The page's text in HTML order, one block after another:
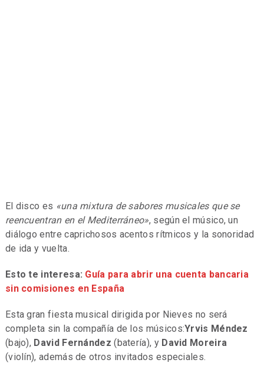
El disco es «una mixtura de sabores musicales que se
reencuentran en el Mediterráneo», según el músico, un
diálogo entre caprichosos acentos rítmicos y la sonoridad
de ida y vuelta.
Esto te interesa: Guía para abrir una cuenta bancaria
sin comisiones en España
Esta gran fiesta musical dirigida por Nieves no será
completa sin la compañía de los músicos:Yrvis Méndez
(bajo), David Fernández (batería), y David Moreira
(violín), además de otros invitados especiales.